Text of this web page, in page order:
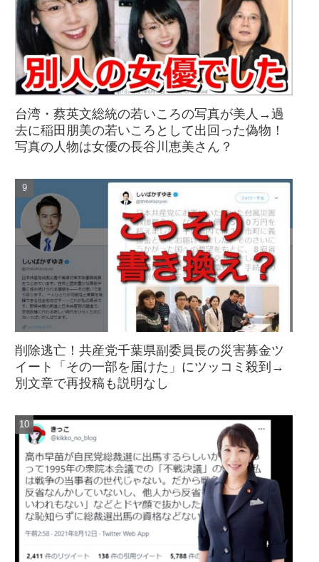
台湾・蔡英文総統の若いころの写真が美人→過
去に稲田朋美の若いころとして出回った偽物！
写真の人物は女優の長谷川恵美さん？
削除逃亡！共産党千葉県副委員長の災害募金ツ
イート「その一部を届けた」にツッコミ殺到→
別文章で再投稿も説明なし